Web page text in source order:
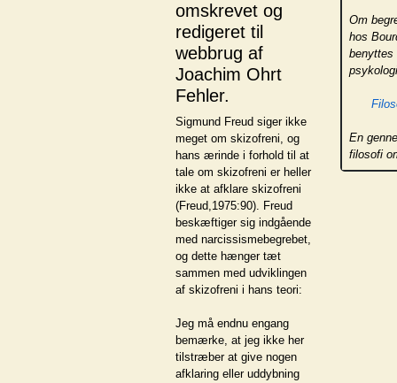
omskrevet og
redigeret til
webbrug af
Joachim Ohrt
Fehler.
Sigmund Freud siger ikke
meget om skizofreni, og
hans ærinde i forhold til at
tale om skizofreni er heller
ikke at afklare skizofreni
(Freud,1975:90). Freud
beskæftiger sig indgående
med narcissismebegrebet,
og dette hænger tæt
sammen med udviklingen
af skizofreni i hans teori:
Jeg må endnu engang
bemærke, at jeg ikke her
tilstræber at give nogen
afklaring eller uddybning
Om
hos
benyttes
En
filosofi